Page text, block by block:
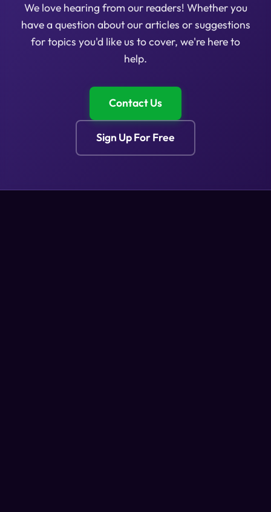
We love hearing from our readers! Whether you
have a question about our articles or suggestions
for topics you'd like us to cover, we're here to
help.
Contact Us
Sign Up For Free